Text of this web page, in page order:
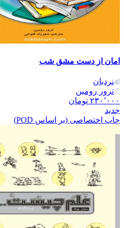
امان از دست مشق شب
نردبان
ترور رومین
۲۳۰٬۰۰۰ تومان
جدید
چاپ اختصاصی (بر اساس POD)